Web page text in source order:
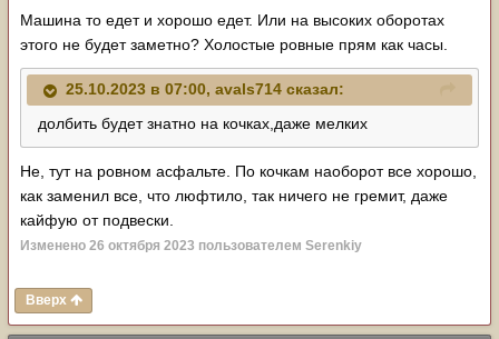
Машина то едет и хорошо едет. Или на высоких оборотах
этого не будет заметно? Холостые ровные прям как часы.
25.10.2023 в 07:00, avals714 сказал:
долбить будет знатно на кочках,даже мелких
Не, тут на ровном асфальте. По кочкам наоборот все хорошо,
как заменил все, что люфтило, так ничего не гремит, даже
кайфую от подвески.
Изменено 26 октября 2023 пользователем Serenkiy
Вверх